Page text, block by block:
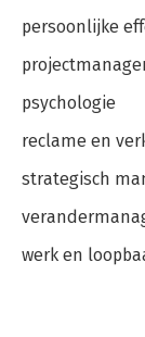
persoonlijke
psychologie
reclame en
strategisch
werk en